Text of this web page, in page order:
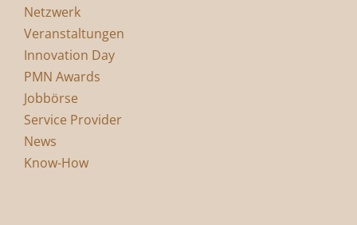
Netzwerk
Veranstaltungen
Innovation Day
PMN Awards
Jobbörse
Service Provider
News
Know-How